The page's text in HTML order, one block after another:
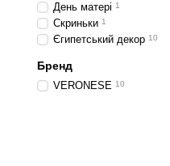
День матері 1
Скриньки 1
Єгипетський декор 10
Бренд
VERONESE 10